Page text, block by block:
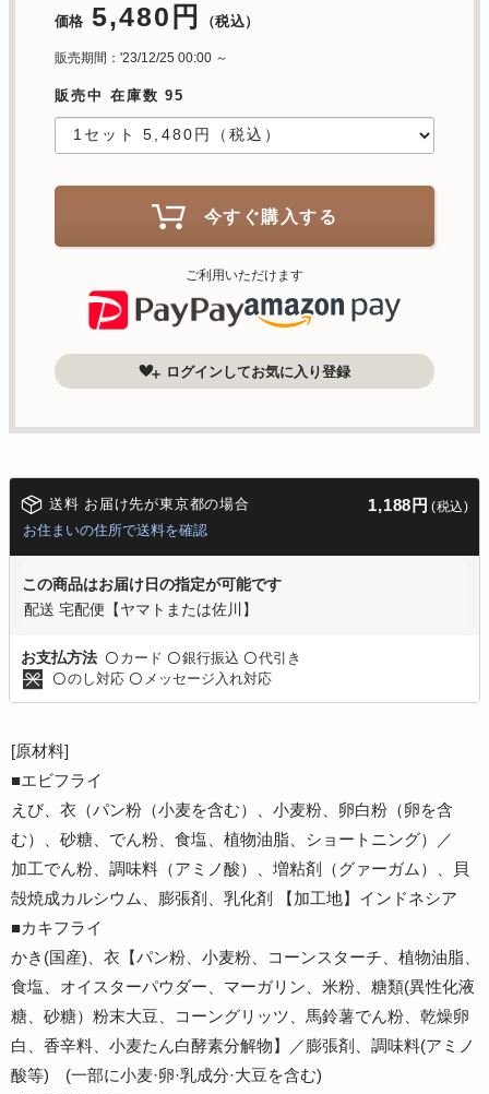
価格 5,480円 （税込）
販売期間：'23/12/25 00:00 ～
販売中 在庫数 95
今すぐ購入する
ご利用いただけます
ログインしてお気に入り登録
送料 お届け先が東京都の場合 1,188円 (税込)
お住まいの住所で送料を確認
この商品はお届け日の指定が可能です
配送 宅配便【ヤマトまたは佐川】
お支払方法 〇 カード 〇銀行振込 〇代引き
〇のし対応 〇 メッセージ入れ対応
[原材料]
■エビフライ
えび、衣（パン粉（小麦を含む）、小麦粉、卵白粉（卵を含
む）、砂糖、でん粉、食塩、植物油脂、ショートニング）／
加工でん粉、調味料（アミノ酸）、増粘剤（グァーガム）、貝
殻焼成カルシウム、膨張剤、乳化剤 【加工地】インドネシア
■カキフライ
かき(国産)、衣【パン粉、小麦粉、コーンスターチ、植物油脂、
食塩、オイスターパウダー、マーガリン、米粉、糖類(異性化液
糖、砂糖）粉末大豆、コーングリッツ、馬鈴薯でん粉、乾燥卵
白、香辛料、小麦たん白酵素分解物】／膨張剤、調味料(アミノ
酸等) (一部に小麦·卵·乳成分·大豆を含む)